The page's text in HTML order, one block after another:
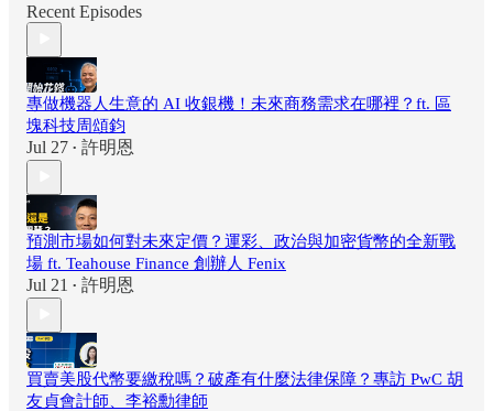
Recent Episodes
專做機器人生意的 AI 收銀機！未來商務需求在哪裡？ft. 區
塊科技周頌鈞
Jul 27 • 許明恩
預測市場如何對未來定價？運彩、政治與加密貨幣的全新戰
場 ft. Teahouse Finance 創辦人 Fenix
Jul 21 • 許明恩
買賣美股代幣要繳稅嗎？破產有什麼法律保障？專訪 PwC 胡
友貞會計師、李裕勳律師